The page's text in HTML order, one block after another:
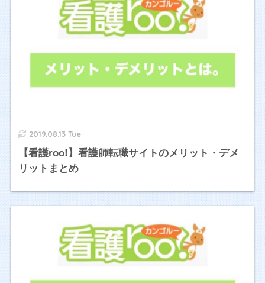
2019.08.13 Tue
【看護roo!】看護師転職サイトのメリット・デメ
リットまとめ